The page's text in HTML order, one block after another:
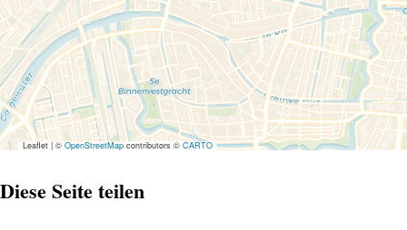
Leaflet| ©OpenStreetMapcontributors ©CARTO
Diese Seite teilen